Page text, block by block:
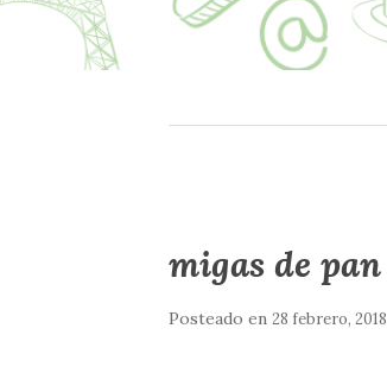
migas de pan
Posteado en 28 febrero, 2018